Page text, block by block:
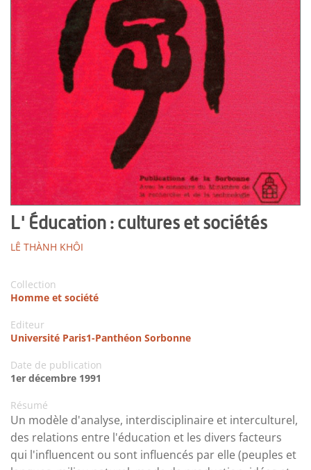
L' Éducation : cultures et sociétés
LÊ THÀNH KHÔI
Collection
Homme et société
Editeur
Université Paris1-Panthéon Sorbonne
Date de publication
1er décembre 1991
Résumé
Un modèle d'analyse, interdisciplinaire et interculturel,
des relations entre l'éducation et les divers facteurs
qui l'influencent ou sont influencés par elle (peuples et